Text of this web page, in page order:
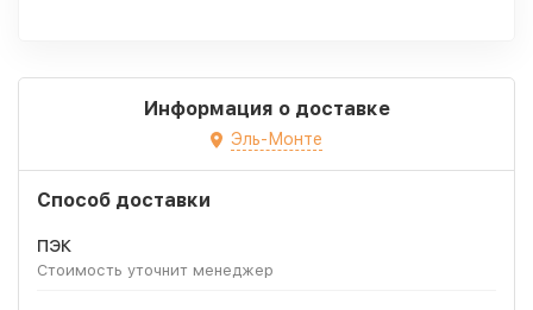
Информация о доставке
Эль-Монте
Способ доставки
ПЭК
Стоимость уточнит менеджер